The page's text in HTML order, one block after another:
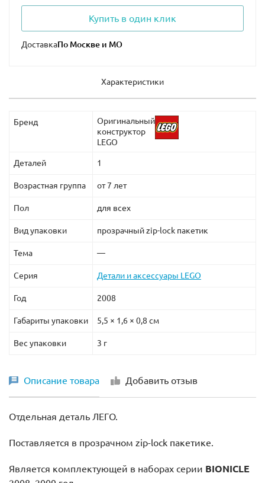
Купить в один клик
Доставка
Характеристики
Бренд
Оригинальный
конструктор
LEGO
Деталей 1
Возрастная группа от 7 лет
Пол для всех
Вид упаковки прозрачный zip-lock пакетик
Тема —
Серия Детали и аксессуары LEGO
Год 2008
Габариты упаковки 5,5 × 1,6 × 0,8 см
Вес упаковки 3 г
Описание товара Добавить отзыв
Отдельная деталь ЛЕГО.
Поставляется в прозрачном zip-lock пакетике.
Является комплектующей в наборах серии BIONICLE